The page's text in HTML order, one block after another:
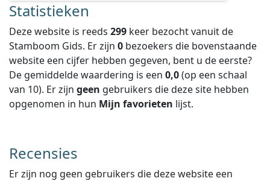
Statistieken
Deze website is reeds 299 keer bezocht vanuit de
Stamboom Gids. Er zijn 0 bezoekers die bovenstaande
website een cijfer hebben gegeven, bent u de eerste?
De gemiddelde waardering is een 0,0(op een schaal
van 10). Er zijn geen gebruikers die deze site hebben
opgenomen in hun Mijn favorieten lijst.
Recensies
Er zijn nog geen gebruikers die deze website een